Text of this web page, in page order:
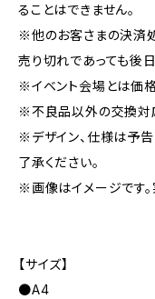
ることはできません。
※他のお客さまの決済
売り切れであっても後
※イベント会場とは価
※不良品以外の交換対
※デザイン、仕様は予
了承ください。
※画像はイメージです。
【サイズ】
●A4